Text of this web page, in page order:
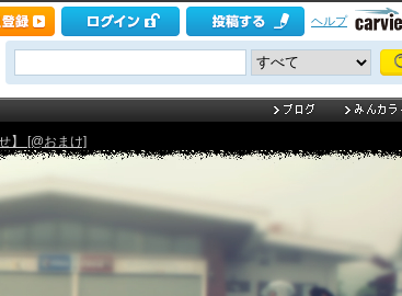
ヘルプ
】 [@おまけ]